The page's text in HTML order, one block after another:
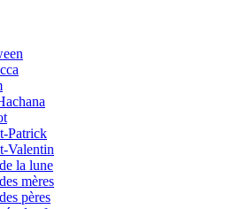
Patrick
Valentin
la lune
mères
pères